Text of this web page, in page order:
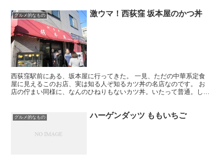
グルメ的なもの 激ウマ！西荻窪 坂本屋のかつ丼
西荻窪駅前にある、坂本屋に行ってきた。 一見、ただの中華系定食
屋に見えるこのお店、実は知る人ぞ知るカツ丼の名店なのです。 お
店の佇まい同様に、なんのひねりもないカツ丼。いたって普通。しか
グルメ的なもの ハーゲンダッツ ももいちご